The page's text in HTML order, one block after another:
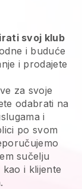
svoj klub
i buduće
i prodajete
za svoje
odabrati na
i
po svom
sučelju
i klijente